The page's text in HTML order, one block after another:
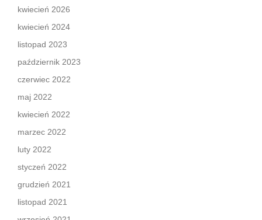
kwiecień 2026
kwiecień 2024
listopad 2023
październik 2023
czerwiec 2022
maj 2022
kwiecień 2022
marzec 2022
luty 2022
styczeń 2022
grudzień 2021
listopad 2021